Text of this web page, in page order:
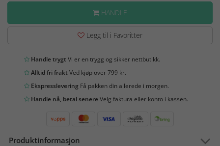
HANDLE
Legg til i Favoritter
Handle trygtVi er en trygg og sikker nettbutikk.
Alltid fri fraktVed kjøp over 799 kr.
Ekspresslevering Få pakken din allerede i morgen.
Handle nå, betal senereVelg faktura eller konto i kassen.
Produktinformasjon